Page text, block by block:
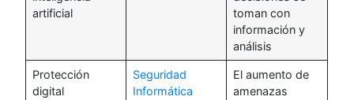
artificial
toman con
información y
análisis
Protección
digital
Seguridad
Informática
El aumento de
amenazas